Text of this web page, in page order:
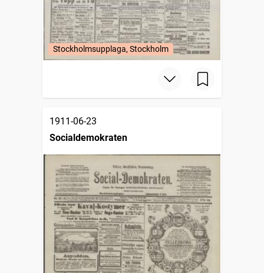
Stockholmsupplaga, Stockholm
1911-06-23
Socialdemokraten